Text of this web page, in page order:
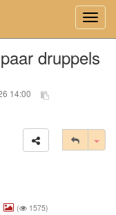
druppels
14:00
( 1575)